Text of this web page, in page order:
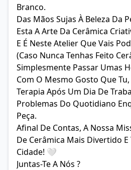
Branco.
Das Mãos Sujas À Beleza Da
Esta A Arte Da Cerâmica
E É Neste Atelier Que Vais
(caso Nunca Tenhas Feito
Simplesmente Passar Umas
Com O Mesmo Gosto Que
Terapia Após Um Dia De
Problemas Do Quotidiano
Peça.
Afinal De Contas, A Nossa
De Cerâmica Mais Divertido
Cidade! 🤍
Juntas-Te A Nós ?